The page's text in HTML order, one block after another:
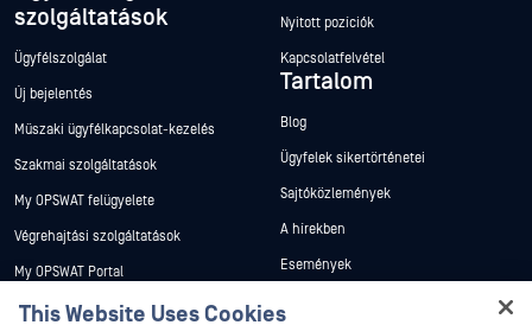
szolgáltatások
Ügyfélszolgálat
Új bejelentés
Műszaki ügyfélkapcsolat-kezelés
Szakmai szolgáltatások
My OPSWAT felügyelete
Végrehajtási szolgáltatások
My OPSWAT Portal
Műszaki dokumentáció
Nyitott pozíciók
Kapcsolatfelvétel
Tartalom
Blog
Ügyfelek sikertörténetei
Sajtóközlemények
A hírekben
Események
This Website Uses Cookies